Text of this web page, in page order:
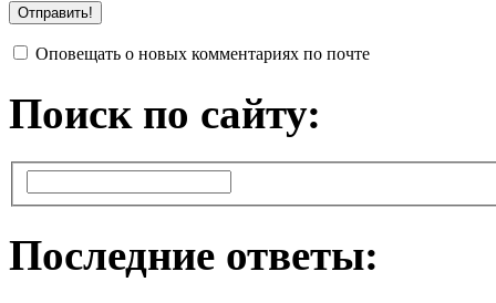
Оповещать о новых комментариях по почте
Поиск по сайту:
Последние ответы: